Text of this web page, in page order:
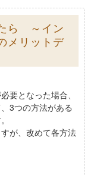
ら ～イン
メリットデ
要となった場合、
3つの方法がある
が、改めて各方法